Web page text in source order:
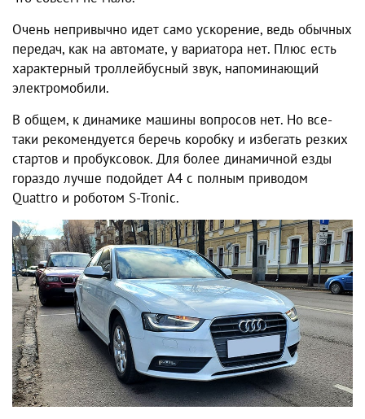
Очень непривычно идет само ускорение, ведь обычных
передач, как на автомате, у вариатора нет. Плюс есть
характерный троллейбусный звук, напоминающий
электромобили.
В общем, к динамике машины вопросов нет. Но все-
таки рекомендуется беречь коробку и избегать резких
стартов и пробуксовок. Для более динамичной езды
гораздо лучше подойдет A4 с полным приводом
Quattro и роботом S-Tronic.